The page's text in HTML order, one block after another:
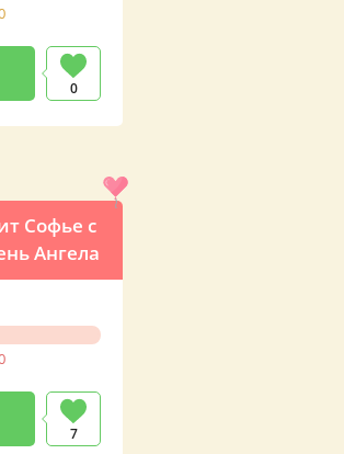
0
Софье с
Ангела
7